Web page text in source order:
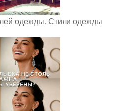
одежды. Стили одежды